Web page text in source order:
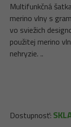
Multifunkčná
merino vlny s
vo sviežich
použitej merino
nehryzie. ..
Dostupnosť: